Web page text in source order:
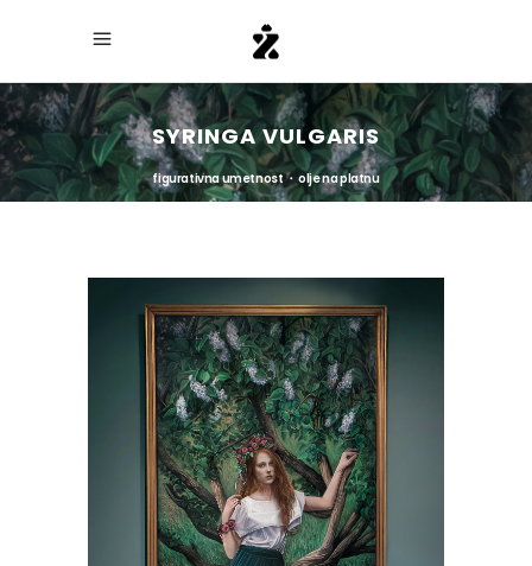
SYRINGA VULGARIS
figurativna umetnost ・ olje na platnu